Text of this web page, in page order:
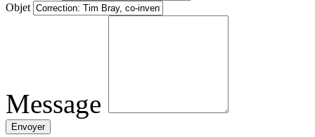
Objet
Message